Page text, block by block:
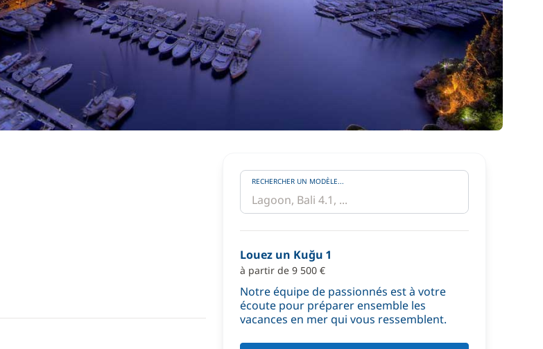
RECHERCHER UN MODÈLE...
Louez un Kuğu 1
à partir de 9 500 €
Notre équipe de passionnés est à votre
écoute pour préparer ensemble les
vacances en mer qui vous ressemblent.